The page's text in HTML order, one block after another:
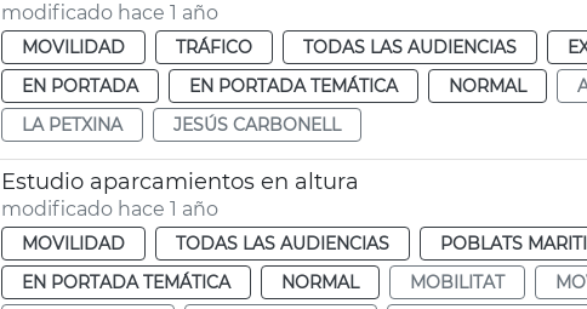
modificado hace 1 año
MOVILIDAD TRÁFICO TODAS LAS AUDIENCIAS
EN PORTADA
EN PORTADA TEMÁTICA NORMAL
LA PETXINA
JESÚS CARBONELL
Estudio aparcamientos en altura
modificado hace 1 año
MOVILIDAD TODAS LAS AUDIENCIAS POBLATS
EN PORTADA TEMÁTICA
NORMAL MOBILITAT